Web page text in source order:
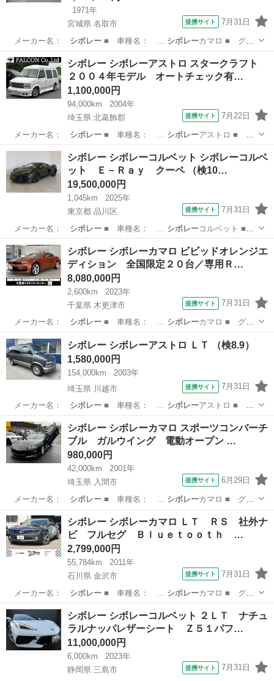
1971年
宮城県 名取市
提携サイト 7月31日
メーカー名： シボレー■ 車種名： … シボレーカマロ ■ グ
レ…
宮城 名取市 その他
シボレー シボレーアストロ スタークラフト
２００４年モデル オートチェック有…
1,100,000円
94,000km
2004年
埼玉県 北葛飾郡
提携サイト 7月22日
メーカー名： シボレー■ 車種名： … シボレーアストロ ■
グ…
埼玉 北葛飾郡
シボレー シボレーコルベット シボレーコルベ
ット Ｅ－Ｒａｙ クーペ （検10…
19,500,000円
1,045km
2025年
東京都 品川区
提携サイト 7月31日
メーカー名： シボレー■ 車種名： … シボレーコルベット ■
… グレード名：シボレーコルベット Ｅ－…
東京 品川区 その他
シボレー シボレーカマロ ビビッドオレンジエ
ディション 全国限定２０台／専用Ｒ…
8,080,000円
2,600km
2023年
千葉県 木更津市
提携サイト 7月31日
メーカー名： シボレー■ 車種名： … シボレーカマロ ■ グ
レ…
千葉 木更津市
シボレー シボレーアストロ ＬＴ （検8.9）
1,580,000円
154,000km
2003年
埼玉県 川越市
提携サイト 7月31日
メーカー名： シボレー■ 車種名： … シボレーアストロ ■
グ…
埼玉 川越市 その他
シボレー シボレーカマロ スポーツコンバーチ
ブル ガルウイング 電動オープン …
980,000円
42,000km
2001年
埼玉県 入間市
提携サイト 6月29日
メーカー名： シボレー■ 車種名： … シボレーカマロ ■ グ
レ…
埼玉 入間市 その他
シボレー シボレーカマロ ＬＴ ＲＳ 社外ナ
ビ フルセグ Ｂｌｕｅｔｏｏｔｈ …
2,799,000円
55,784km
2011年
石川県 金沢市
提携サイト 7月31日
メーカー名： シボレー■ 車種名： … シボレーカマロ ■ グ
レ…
石川 金沢市 その他
シボレー シボレーコルベット ２ＬＴ ナチュ
ラルナッパレザーシート Ｚ５１パフ…
11,000,000円
6,000km
2023年
静岡県 三島市
提携サイト 7月31日